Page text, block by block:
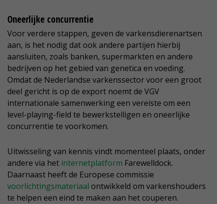
Oneerlijke concurrentie
Voor verdere stappen, geven de varkensdierenartsen
aan, is het nodig dat ook andere partijen hierbij
aansluiten, zoals banken, supermarkten en andere
bedrijven op het gebied van genetica en voeding.
Omdat de Nederlandse varkenssector voor een groot
deel gericht is op de export noemt de VGV
internationale samenwerking een vereiste om een
level-playing-field te bewerkstelligen en oneerlijke
concurrentie te voorkomen.
Uitwisseling van kennis vindt momenteel plaats, onder
andere via het internetplatform Farewelldock.
Daarnaast heeft de Europese commissie
voorlichtingsmateriaal ontwikkeld om varkenshouders
te helpen een eind te maken aan het couperen.